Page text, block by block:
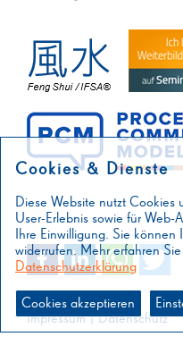
Impressum|Datenschutz
Cookies & Dienste
Diese Website nutzt Cookies
User-Erlebnis sowie für Web-
Ihre Einwilligung. Sie können
widerrufen. Mehr erfahren
Datenschutzerklärung
Cookies akzeptieren